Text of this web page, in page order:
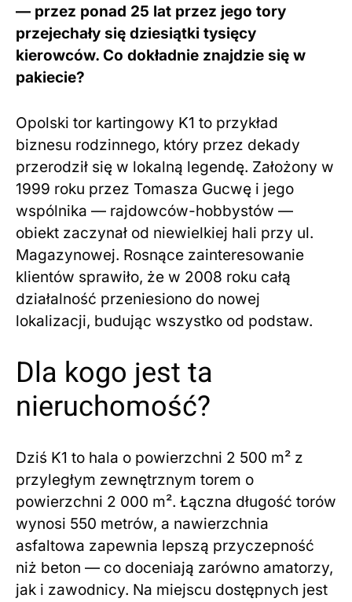
— przez ponad 25 lat przez jego tory
przejechały się dziesiątki tysięcy
kierowców. Co dokładnie znajdzie się w
pakiecie?
Opolski tor kartingowy K1 to przykład
biznesu rodzinnego, który przez dekady
przerodził się w lokalną legendę. Założony w
1999 roku przez Tomasza Gucwę i jego
wspólnika — rajdowców-hobbystów —
obiekt zaczynał od niewielkiej hali przy ul.
Magazynowej. Rosnące zainteresowanie
klientów sprawiło, że w 2008 roku całą
działalność przeniesiono do nowej
lokalizacji, budując wszystko od podstaw.
Dla kogo jest ta
nieruchomość?
Dziś K1 to hala o powierzchni 2 500 m² z
przyległym zewnętrznym torem o
powierzchni 2 000 m². Łączna długość torów
wynosi 550 metrów, a nawierzchnia
asfaltowa zapewnia lepszą przyczepność
niż beton — co doceniają zarówno amatorzy,
jak i zawodnicy. Na miejscu dostępnych jest